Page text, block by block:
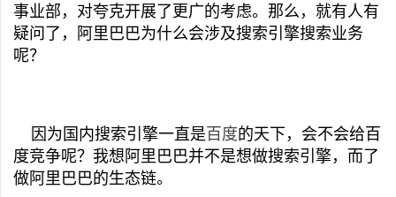
事业部，对夸克开展了更广的考虑。那么，就有人有
疑问了，阿里巴巴为什么会涉及搜索引擎搜索业务
呢？
因为国内搜索引擎一直是 百度的天下，会不会给百
度竞争呢？我想阿里巴巴并不是想做搜索引擎，而了
做阿里巴巴的生态链。